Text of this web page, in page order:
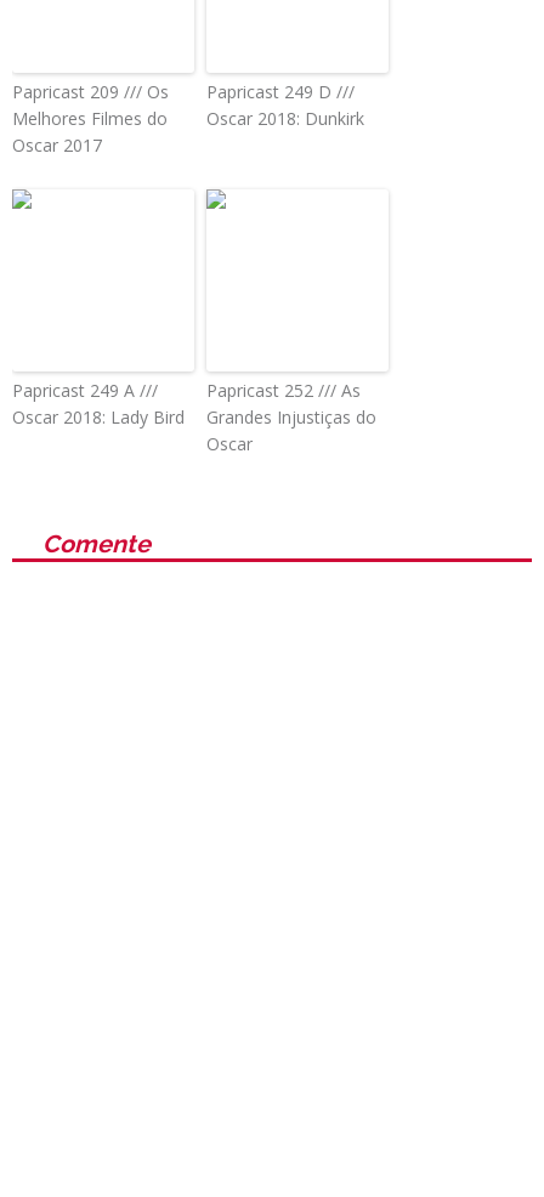
Papricast 209 /// Os
Melhores Filmes do
Oscar 2017
Papricast 249 D ///
Oscar 2018: Dunkirk
Papricast 249 A ///
Oscar 2018: Lady Bird
Papricast 252 /// As
Grandes Injustiças do
Oscar
Comente